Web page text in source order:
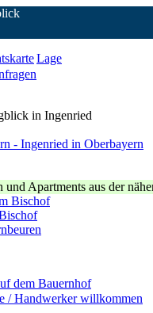
Lage
und Apartments aus der